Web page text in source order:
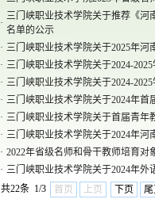
·
三门峡职业技术学院关于推荐《河
名单的公示
· 三门峡职业技术学院关于2025年
· 三门峡职业技术学院关于2024-
· 三门峡职业技术学院关于2024-
· 三门峡职业技术学院关于2024年
· 三门峡职业技术学院关于首届青年
· 三门峡职业技术学院关于2024年
· 2022年省级名师和骨干教师培育对
· 三门峡职业技术学院关于2024年外
共22条 1/3
首页 上页 下页